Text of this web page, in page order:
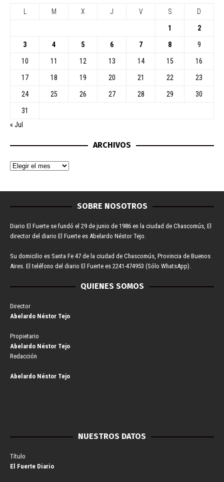
L M X J V S D
1 2
3 4 5 6 7 8 9
10 11 12 13 14 15 16
17 18 19 20 21 22 23
24 25 26 27 28 29 30
31
« Jul
ARCHIVOS
SOBRE NOSOTROS
Diario El Fuerte se fundó el 29 de junio de 1986 en la ciudad de Chascomús, El
director del diario El Fuerte es Abelardo Néstor Tejo.
Su domicilio es Santa Fe 47 de la ciudad de Chascomús, Provincia de Buenos
Aires. El teléfono del diario El Fuerte es 2241-474953 (Sólo WhatsApp).
QUIENES SOMOS
Director
Abelardo Néstor Tejo
Propietario
Abelardo Néstor Tejo
Redacción
Abelardo Néstor Tejo
NUESTROS DATOS
Título
El Fuerte Diario